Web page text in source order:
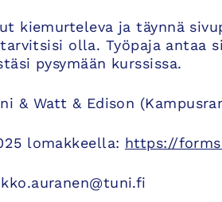
kiemurteleva ja täynnä
olla. Työpaja antaa
pysymään kurssissa.
& Watt & Edison
lomakkeella: https://